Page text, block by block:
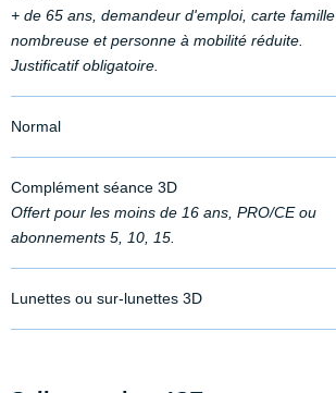
+ de 65 ans, demandeur d'emploi, carte famille
nombreuse et personne à mobilité réduite.
Justificatif obligatoire.
Normal
Complément séance 3D
Offert pour les moins de 16 ans, PRO/CE ou
abonnements 5, 10, 15.
Lunettes ou sur-lunettes 3D